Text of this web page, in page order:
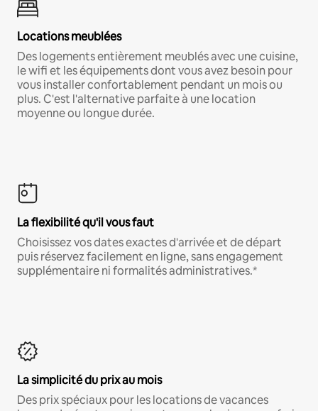
Locations meublées
Des logements entièrement meublés avec une cuisine,
le wifi et les équipements dont vous avez besoin pour
vous installer confortablement pendant un mois ou
plus. C'est l'alternative parfaite à une location
moyenne ou longue durée.
La flexibilité qu'il vous faut
Choisissez vos dates exactes d'arrivée et de départ
puis réservez facilement en ligne, sans engagement
supplémentaire ni formalités administratives.*
La simplicité du prix au mois
Des prix spéciaux pour les locations de vacances